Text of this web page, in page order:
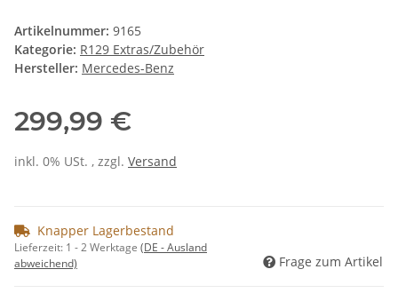
Artikelnummer: 9165
Kategorie: R129 Extras/Zubehör
Hersteller: Mercedes-Benz
299,99 €
inkl. 0% USt. , zzgl. Versand
Knapper Lagerbestand
Lieferzeit: 1 - 2 Werktage (DE - Ausland
abweichend)
Frage zum Artikel